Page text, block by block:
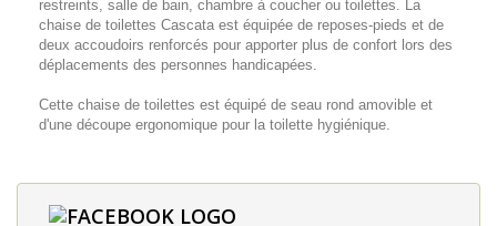
restreints, salle de bain, chambre à coucher ou toilettes. La
chaise de toilettes Cascata est équipée de reposes-pieds et de
deux accoudoirs renforcés pour apporter plus de confort lors des
déplacements des personnes handicapées.
Cette chaise de toilettes est équipé de seau rond amovible et
d'une découpe ergonomique pour la toilette hygiénique.